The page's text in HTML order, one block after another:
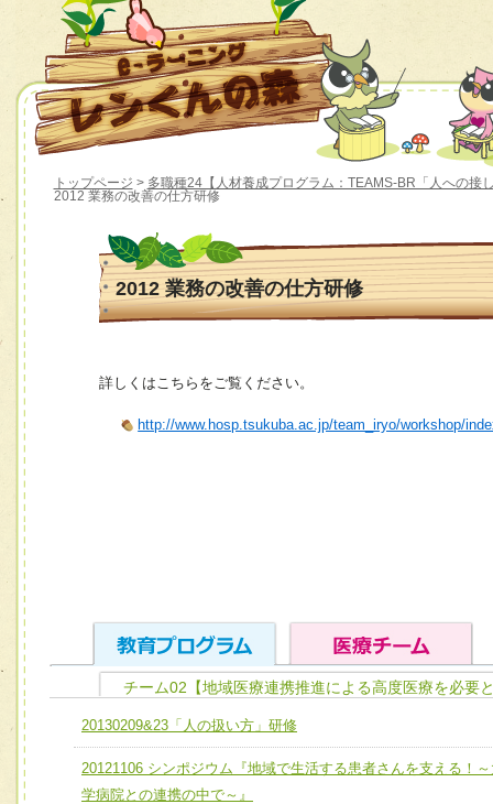
トップページ > 多職種24【人材養成プログラム：TEAMS-BR「人への接
2012 業務の改善の仕方研修
2012 業務の改善の仕方研修
詳しくはこちらをご覧ください。
http://www.hosp.tsukuba.ac.jp/team_iryo/workshop/
ユニット１ 医療人としての基礎能力
全人的医療を実践する医療人として、必要な基礎能力を身
ける
チーム01【病院内横断的問題解決チーム】
チーム02【地域医療連携推進による高度医療を必要とする
チーム02【地域医療連携推進による高度医療を必要
20130209&23「人の扱い方」研修
20121106 シンポジウム『地域で生活する患者さんを支える！
学病院との連携の中で～』